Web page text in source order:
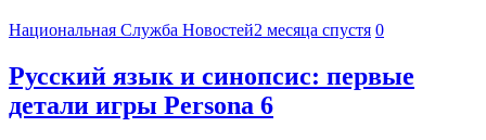
Национальная Служба Новостей2 месяца спустя 0
Русский язык и синопсис: первые
детали игры Persona 6